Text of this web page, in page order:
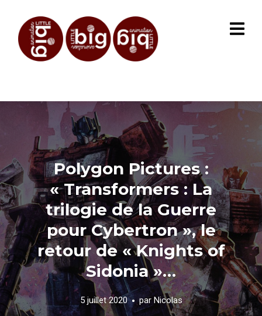
Polygon Pictures :
« Transformers : La
trilogie de la Guerre
pour Cybertron », le
retour de « Knights of
Sidonia »…
5 juillet 2020 par Nicolas